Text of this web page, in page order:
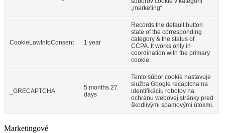
„marketing“.
CookieLawInfoConsent 1 year
Records the default button
state of the corresponding
category & the status of
CCPA. It works only in
coordination with the primary
cookie.
_GRECAPTCHA
5 months 27
days
Tento súbor cookie nastavuje
služba Google recaptcha na
identifikáciu robotov na
ochranu webovej stránky pred
škodlivými spamovými útokmi.
Marketingové